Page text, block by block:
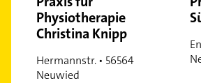
Physiotherapie
Christina Knipp
Hermannstr. • 56564
Neuwied